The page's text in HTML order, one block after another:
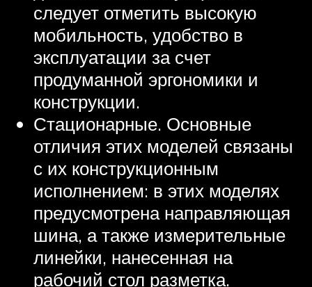
следует отметить высокую
мобильность, удобство в
эксплуатации за счет
продуманной эргономики и
конструкции.
Стационарные. Основные
отличия этих моделей связаны
с их конструкционным
исполнением: в этих моделях
предусмотрена направляющая
шина, а также измерительные
линейки, нанесенная на
рабочий стол разметка.